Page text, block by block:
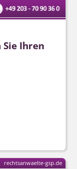
Ihren
rechtsanwaelte-gsp.de